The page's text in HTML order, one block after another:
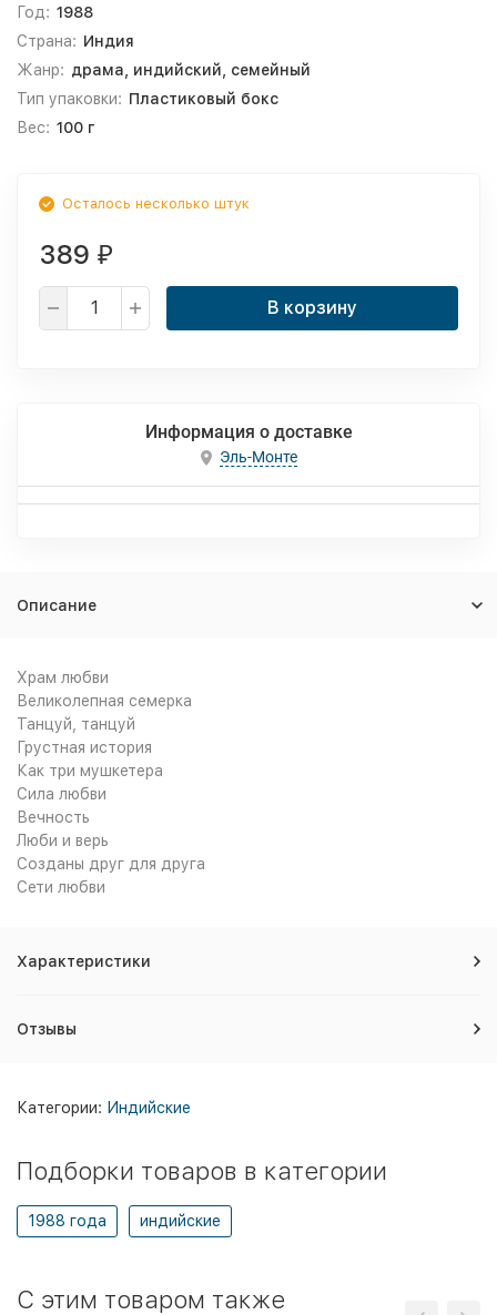
Год: 1988
Страна: Индия
Жанр: драма, индийский, семейный
Тип упаковки: Пластиковый бокс
Вес: 100 г
Осталось несколько штук
389 ₽
В корзину
Информация о доставке
Эль-Монте
Описание
Храм любви
Великолепная семерка
Танцуй, танцуй
Грустная история
Как три мушкетера
Сила любви
Вечность
Люби и верь
Созданы друг для друга
Сети любви
Характеристики
Отзывы
Категории: Индийские
Подборки товаров в категории
1988 года индийские
C этим товаром также